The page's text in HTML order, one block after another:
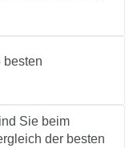
besten
Sie beim
der besten